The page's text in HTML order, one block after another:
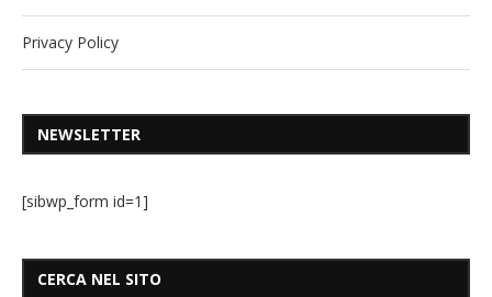
Privacy Policy
NEWSLETTER
[sibwp_form id=1]
CERCA NEL SITO